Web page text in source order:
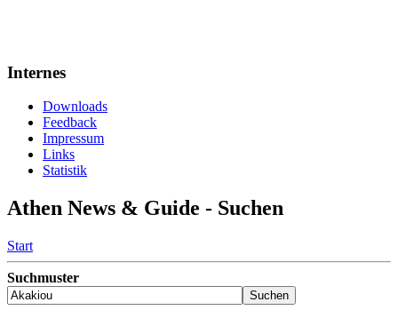
Internes
Downloads
Feedback
Impressum
Links
Statistik
Athen News & Guide - Suchen
Start
Suchmuster